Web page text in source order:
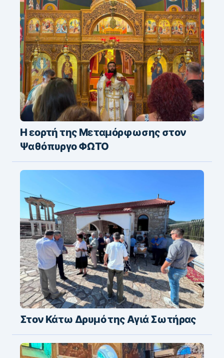
Η εορτή της Μεταμόρφωσης στον
Ψαθόπυργο ΦΩΤΟ
Στον Κάτω Δρυμό της Αγιά Σωτήρας